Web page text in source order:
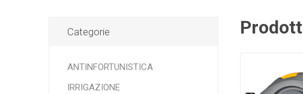
Categorie
ANTINFORTUNISTICA
IRRIGAZIONE